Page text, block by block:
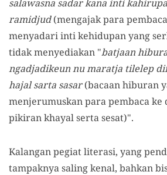
salawasna sadar kana inti
ramidjud(mengajak para
menyadari inti kehidupan yang
tidak menyediakan "batjaan
ngadjadikeun nu maratja tilelep
hajal sarta sasar(bacaan hiburan
menjerumuskan para pembaca
pikiran khayal serta sesat)".
Kalangan pegiat literasi, yang
tampaknya saling kenal, bahkan